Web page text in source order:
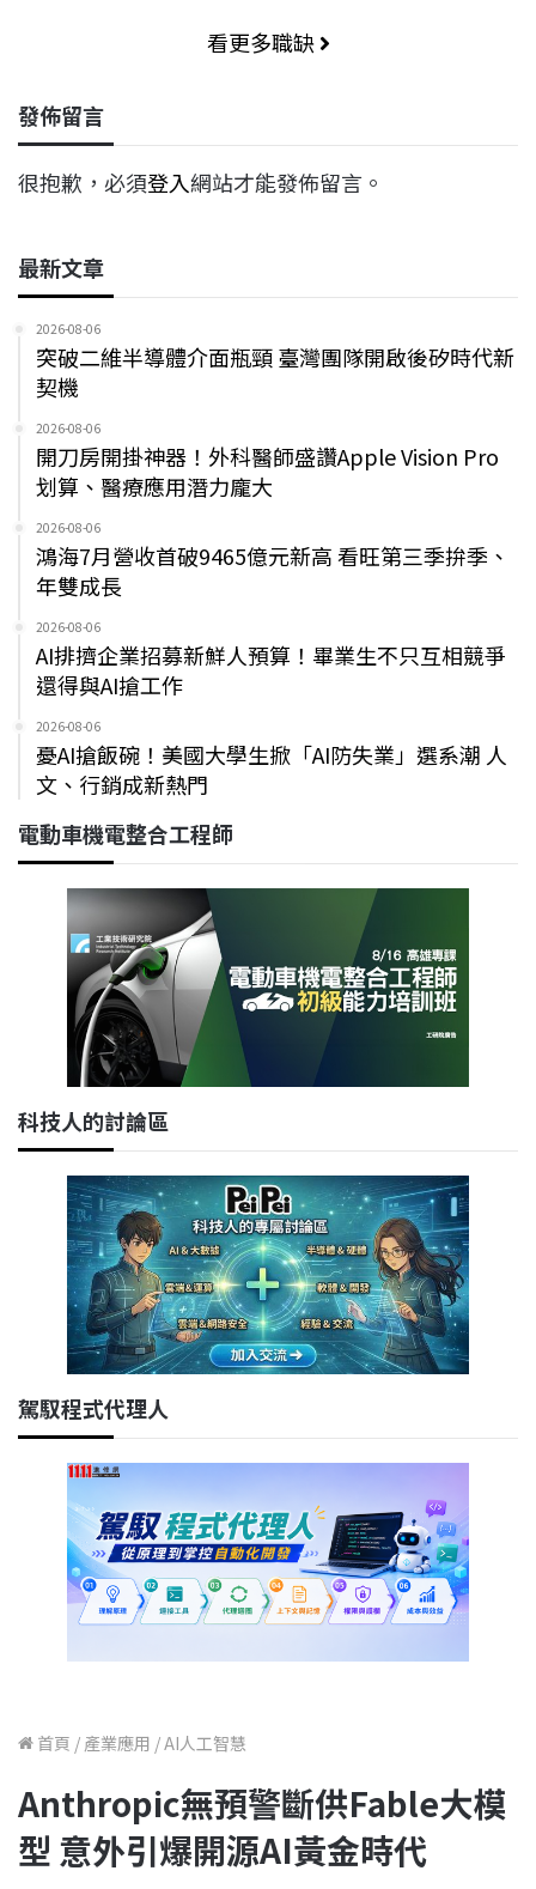
看更多職缺
發佈留言
很抱歉，必須登入網站才能發佈留言。
最新文章
2026-08-06
突破二維半導體介面瓶頸 臺灣團隊開啟後矽時代新
契機
2026-08-06
開刀房開掛神器！外科醫師盛讚Apple Vision Pro
划算、醫療應用潛力龐大
2026-08-06
鴻海7月營收首破9465億元新高 看旺第三季拚季、
年雙成長
2026-08-06
AI排擠企業招募新鮮人預算！畢業生不只互相競爭
還得與AI搶工作
2026-08-06
憂AI搶飯碗！美國大學生掀「AI防失業」選系潮 人
文、行銷成新熱門
電動車機電整合工程師
科技人的討論區
駕馭程式代理人